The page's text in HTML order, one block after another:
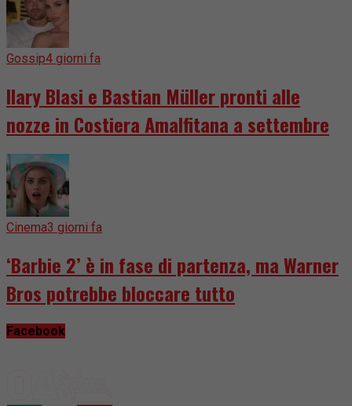
Gossip4 giorni fa
Ilary Blasi e Bastian Müller pronti alle
nozze in Costiera Amalfitana a settembre
Cinema3 giorni fa
‘Barbie 2’ è in fase di partenza, ma Warner
Bros potrebbe bloccare tutto
Facebook